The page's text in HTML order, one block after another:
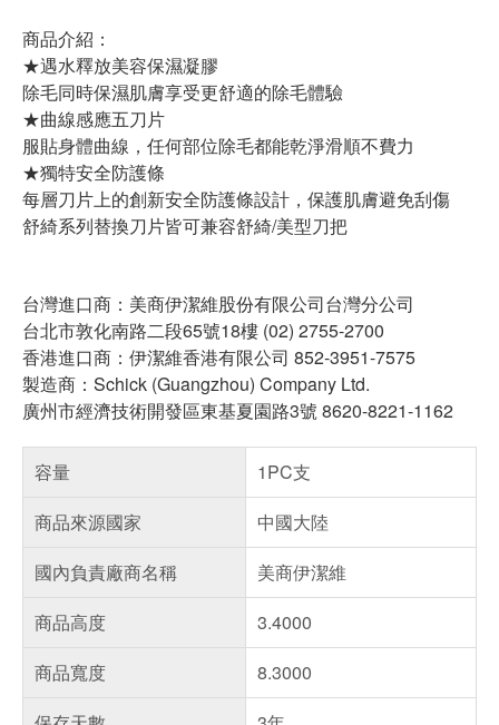
商品介紹：
★遇水釋放美容保濕凝膠
除毛同時保濕肌膚享受更舒適的除毛體驗
★曲線感應五刀片
服貼身體曲線，任何部位除毛都能乾淨滑順不費力
★獨特安全防護條
每層刀片上的創新安全防護條設計，保護肌膚避免刮傷
舒綺系列替換刀片皆可兼容舒綺/美型刀把
台灣進口商：美商伊潔維股份有限公司台灣分公司
台北市敦化南路二段65號18樓 (02) 2755-2700
香港進口商：伊潔維香港有限公司 852-3951-7575
製造商：Schick (Guangzhou) Company Ltd.
廣州市經濟技術開發區東基夏園路3號 8620-8221-1162
容量
1PC支
商品來源國家
中國大陸
國內負責廠商名稱
美商伊潔維
商品高度
3.4000
商品寬度
8.3000